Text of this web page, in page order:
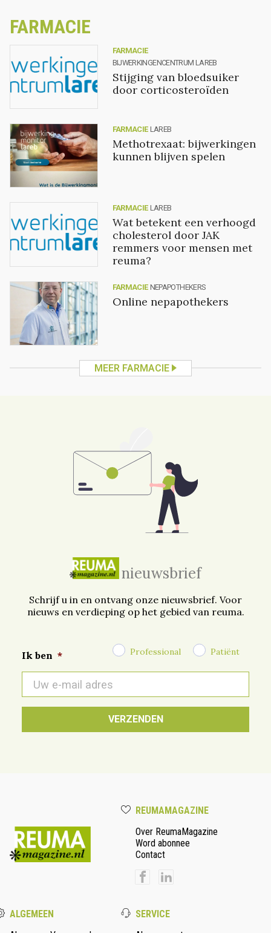
FARMACIE
FARMACIE
BIJWERKINGENCENTRUM LAREB
Stijging van bloedsuiker
door corticosteroïden
FARMACIE LAREB
Methotrexaat: bijwerkingen
kunnen blijven spelen
FARMACIE LAREB
Wat betekent een verhoogd
cholesterol door JAK
remmers voor mensen met
reuma?
FARMACIE NEPAPOTHEKERS
Online nepapothekers
MEER FARMACIE
nieuwsbrief
Schrijf u in en ontvang onze nieuwsbrief. Voor
nieuws en verdieping op het gebied van reuma.
Ik ben * Professional Patiënt
mail
*
REUMAMAGAZINE
Over ReumaMagazine
Word abonnee
Contact
ALGEMEEN
SERVICE